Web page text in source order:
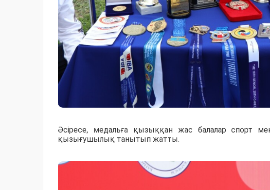
Әсіресе, медальға қызыққан жас балалар спорт
қызығушылық танытып жатты.